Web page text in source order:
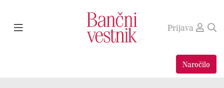
Prijava
Naročilo